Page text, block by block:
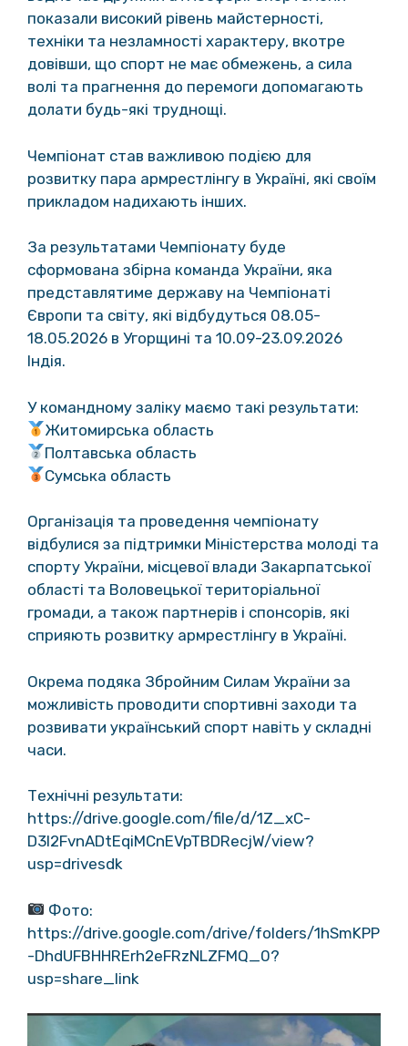
показали високий рівень майстерності,
техніки та незламності характеру, вкотре
довівши, що спорт не має обмежень, а сила
волі та прагнення до перемоги допомагають
долати будь-які труднощі.
Чемпіонат став важливою подією для
розвитку пара армрестлінгу в Україні, які своїм
прикладом надихають інших.
За результатами Чемпіонату буде
сформована збірна команда України, яка
представлятиме державу на Чемпіонаті
Європи та світу, які відбудуться 08.05-
18.05.2026 в Угорщині та 10.09-23.09.2026
Індія.
У командному заліку маємо такі результати:
Житомирська область
Полтавська область
Сумська область
Організація та проведення чемпіонату
відбулися за підтримки Міністерства молоді та
спорту України, місцевої влади Закарпатської
області та Воловецької територіальної
громади, а також партнерів і спонсорів, які
сприяють розвитку армрестлінгу в Україні.
Окрема подяка Збройним Силам України за
можливість проводити спортивні заходи та
розвивати український спорт навіть у складні
часи.
Технічні результати:
https://drive.google.com/file/d/1Z_xC-
D3l2FvnADtEqiMCnEVpTBDRecjW/view?
usp=drivesdk
Фото:
https://drive.google.com/drive/folders/1hSmKPP
-DhdUFBHHRErh2eFRzNLZFMQ_0?
usp=share_link